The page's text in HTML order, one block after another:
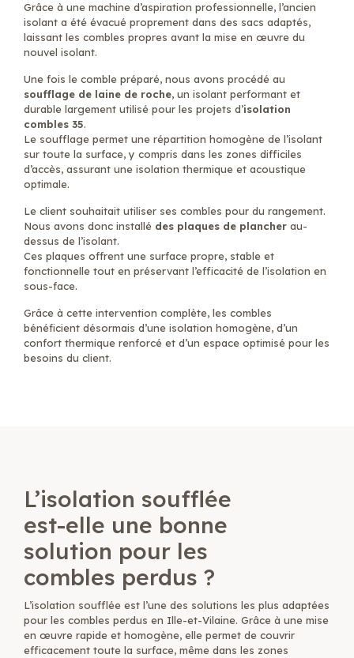
Grâce à une machine d’aspiration professionnelle, l’ancien
isolant a été évacué proprement dans des sacs adaptés,
laissant les combles propres avant la mise en œuvre du
nouvel isolant.
Une fois le comble préparé, nous avons procédé au
soufflage de laine de roche, un isolant performant et
durable largement utilisé pour les projets d’isolation
combles 35.
Le soufflage permet une répartition homogène de l’isolant
sur toute la surface, y compris dans les zones difficiles
d’accès, assurant une isolation thermique et acoustique
optimale.
Le client souhaitait utiliser ses combles pour du rangement.
Nous avons donc installé des plaques de plancher au-
dessus de l’isolant.
Ces plaques offrent une surface propre, stable et
fonctionnelle tout en préservant l’efficacité de l’isolation en
sous-face.
Grâce à cette intervention complète, les combles
bénéficient désormais d’une isolation homogène, d’un
confort thermique renforcé et d’un espace optimisé pour les
besoins du client.
L’isolation soufflée
est-elle une bonne
solution pour les
combles perdus ?
L’isolation soufflée est l’une des solutions les plus adaptées
pour les combles perdus en Ille-et-Vilaine. Grâce à une mise
en œuvre rapide et homogène, elle permet de couvrir
efficacement toute la surface, même dans les zones